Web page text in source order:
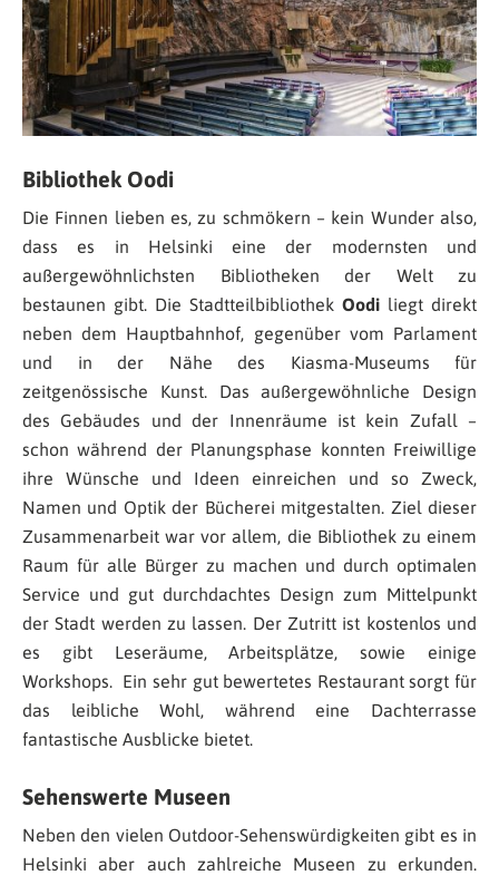
Bibliothek Oodi
Die Finnen lieben es, zu schmökern – kein Wunder also,
dass es in Helsinki eine der modernsten und
außergewöhnlichsten Bibliotheken der Welt zu
bestaunen gibt. Die Stadtteilbibliothek Oodi liegt direkt
neben dem Hauptbahnhof, gegenüber vom Parlament
und in der Nähe des Kiasma-Museums für
zeitgenössische Kunst. Das außergewöhnliche Design
des Gebäudes und der Innenräume ist kein Zufall –
schon während der Planungsphase konnten Freiwillige
ihre Wünsche und Ideen einreichen und so Zweck,
Namen und Optik der Bücherei mitgestalten. Ziel dieser
Zusammenarbeit war vor allem, die Bibliothek zu einem
Raum für alle Bürger zu machen und durch optimalen
Service und gut durchdachtes Design zum Mittelpunkt
der Stadt werden zu lassen. Der Zutritt ist kostenlos und
es gibt Leseräume, Arbeitsplätze, sowie einige
Workshops. Ein sehr gut bewertetes Restaurant sorgt für
das leibliche Wohl, während eine Dachterrasse
fantastische Ausblicke bietet.
Sehenswerte Museen
Neben den vielen Outdoor-Sehenswürdigkeiten gibt es in
Helsinki aber auch zahlreiche Museen zu erkunden.